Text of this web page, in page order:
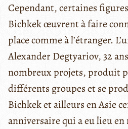
Cependant, certaines
Bichkek œuvrent à faire
place comme à l’étranger.
Alexander Degtyariov, 32
nombreux projets, produit
différents groupes et se
Bichkek et ailleurs en Asie
anniversaire qui a eu lieu en